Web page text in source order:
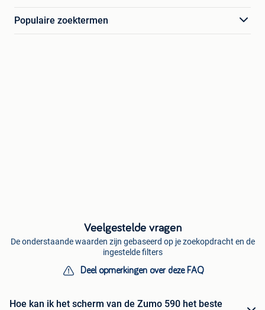
Populaire zoektermen
Veelgestelde vragen
De onderstaande waarden zijn gebaseerd op je zoekopdracht en de
ingestelde filters
Deel opmerkingen over deze FAQ
Hoe kan ik het scherm van de Zumo 590 het beste